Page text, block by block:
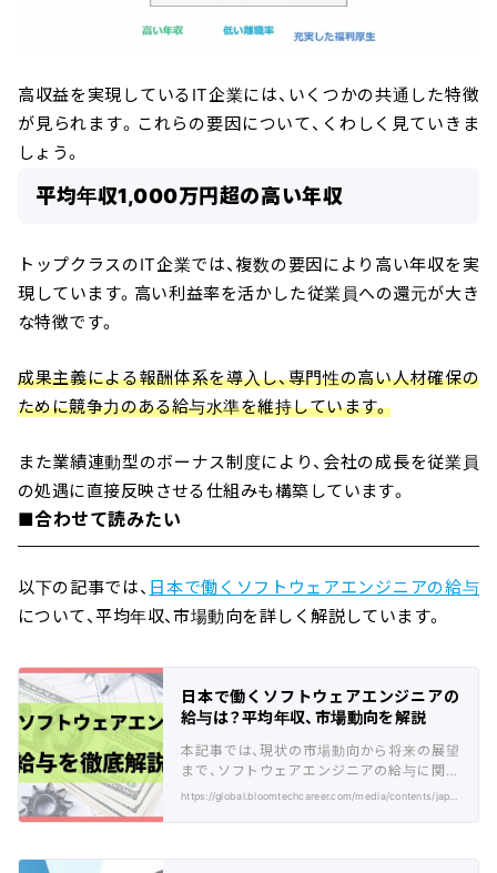
高収益を実現しているIT企業には、いくつかの共通した特徴
が見られます。これらの要因について、くわしく見ていきま
しょう。
平均年収1,000万円超の高い年収
トップクラスのIT企業では、複数の要因により高い年収を実
現しています。高い利益率を活かした従業員への還元が大き
な特徴です。
成果主義による報酬体系を導入し、専門性の高い人材確保の
ために競争力のある給与水準を維持しています。
また業績連動型のボーナス制度により、会社の成長を従業員
の処遇に直接反映させる仕組みも構築しています。
■合わせて読みたい
以下の記事では、 日本で働くソフトウェアエンジニアの給与
について、平均年収、市場動向を詳しく解説しています。
日本で働くソフトウェアエンジニアの
給与は？平均年収、市場動向を解説
本記事では、現状の市場動向から将来の展望
まで、ソフトウェアエンジニアの給与に関す
る総合的な情報を解説します。